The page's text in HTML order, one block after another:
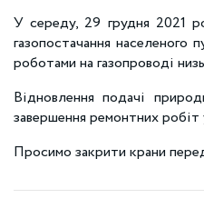
У середу, 29 грудня 2021
газопостачання населеного
роботами на газопроводі
Відновлення подачі
завершення ремонтних робіт
Просимо закрити крани